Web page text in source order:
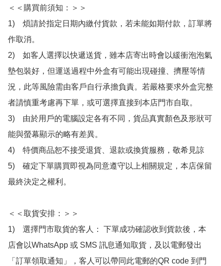
＜＜購買前須知：＞＞
1)　煩請於指定日期內繳付貨款，若未能如期付款，訂單將
作取消。
2)　如客人選擇以快遞送貨，雖本店寄出時會以緩衝泡泡氣
墊包裝好，但運送過程中外盒有可能出現碰撞、擠壓等情
況，此等風險需由客戶自行承擔負責。若嚴格要求外盒完整
者請慎重考慮再下單，或可選擇直接到本店門市自取。
3)　由於用戶的電腦設定各有不同，貨品真實顏色及形狀可
能與螢幕顯示的略有差異。
4)　特價商品恕不接受退貨、退款或換貨服務，敬希見諒
5)　確定下單購買即視為同意遵守以上相關規定，本店保留
最終決定之權利。
＜＜取貨安排：＞＞
1)　選擇門市取貨的客人： 下單成功確認收到貨款後，本
店會以WhatsApp 或 SMS 訊息通知取貨，及以電郵發出
「訂單領取通知」，客人可以帶同此電郵的QR code 到門